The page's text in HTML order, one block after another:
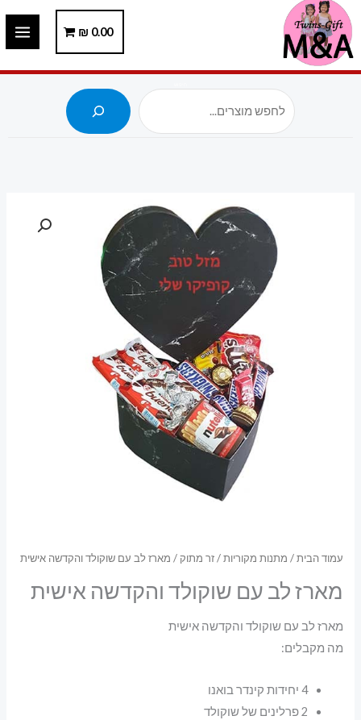
דילוג
לתוכן
0.00
₪
עמוד הבית/ מתנות מקוריות/זר מתוק/ מארז לב עם שוקולד והקדשה אישית
מארז לב עם שוקולד והקדשה אישית
מארז לב עם שוקולד והקדשה אישית
מה מקבלים:
4 יחידות קינדר בואנו
2 פרלינים של שוקולד